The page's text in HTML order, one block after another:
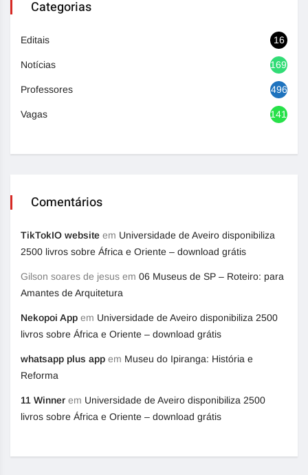
Categorias
Editais 16
Notícias 1692
Professores 496
Vagas 1417
Comentários
TikTokIO website em Universidade de Aveiro disponibiliza
2500 livros sobre África e Oriente – download grátis
Gilson soares de jesus em 06 Museus de SP – Roteiro: para
Amantes de Arquitetura
Nekopoi App em Universidade de Aveiro disponibiliza 2500
livros sobre África e Oriente – download grátis
whatsapp plus app em Museu do Ipiranga: História e
Reforma
11 Winner em Universidade de Aveiro disponibiliza 2500
livros sobre África e Oriente – download grátis